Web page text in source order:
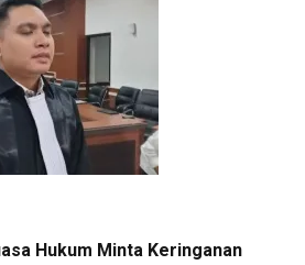
Hukum Minta Keringanan